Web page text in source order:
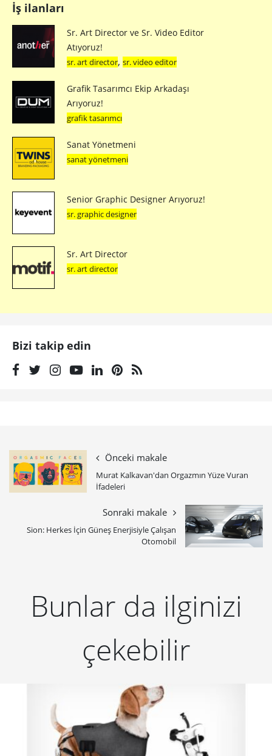
İş ilanları
Sr. Art Director ve Sr. Video Editor
Atıyoruz!
sr. art director, sr. video editor
Grafik Tasarımcı Ekip Arkadaşı
Arıyoruz!
grafik tasarımcı
Sanat Yönetmeni
sanat yönetmeni
Senior Graphic Designer Arıyoruz!
sr. graphic designer
Sr. Art Director
sr. art director
Bizi takip edin
Önceki makale
Murat Kalkavan'dan Orgazmın Yüze Vuran
İfadeleri
Sonraki makale
Sion: Herkes İçin Güneş Enerjisiyle Çalışan
Otomobil
Bunlar da ilginizi
çekebilir